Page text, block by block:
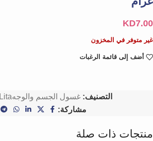
KD7.00
غير متوفر في المخزون
أضف إلى قائمة الرغبات
التصنيف: غسول الجسم والوجهLita
مشاركة:
منتجات ذات صلة